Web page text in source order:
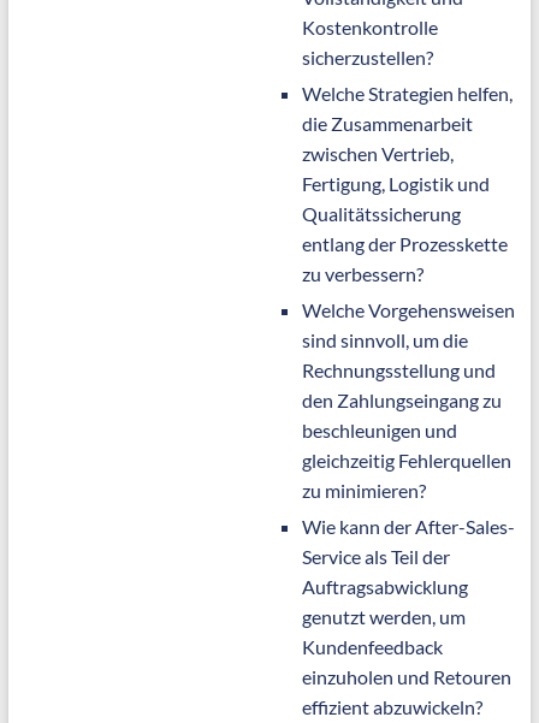
Kostenkontrolle
sicherzustellen?
Welche Strategien helfen,
die Zusammenarbeit
zwischen Vertrieb,
Fertigung, Logistik und
Qualitätssicherung
entlang der Prozesskette
zu verbessern?
Welche Vorgehensweisen
sind sinnvoll, um die
Rechnungsstellung und
den Zahlungseingang zu
beschleunigen und
gleichzeitig Fehlerquellen
zu minimieren?
Wie kann der After-Sales-
Service als Teil der
Auftragsabwicklung
genutzt werden, um
Kundenfeedback
einzuholen und Retouren
effizient abzuwickeln?